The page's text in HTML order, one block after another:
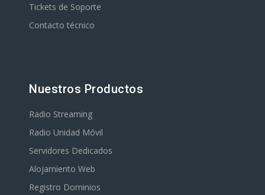
Tickets de Soporte
Contacto técnico
Nuestros Productos
Radio Streaming
Radio Unidad Móvil
Servidores Dedicados
Alojamiento Web
Registro Dominios